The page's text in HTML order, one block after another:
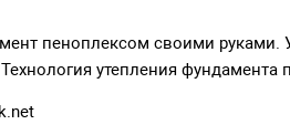
пеноплексом своими руками.
утепления